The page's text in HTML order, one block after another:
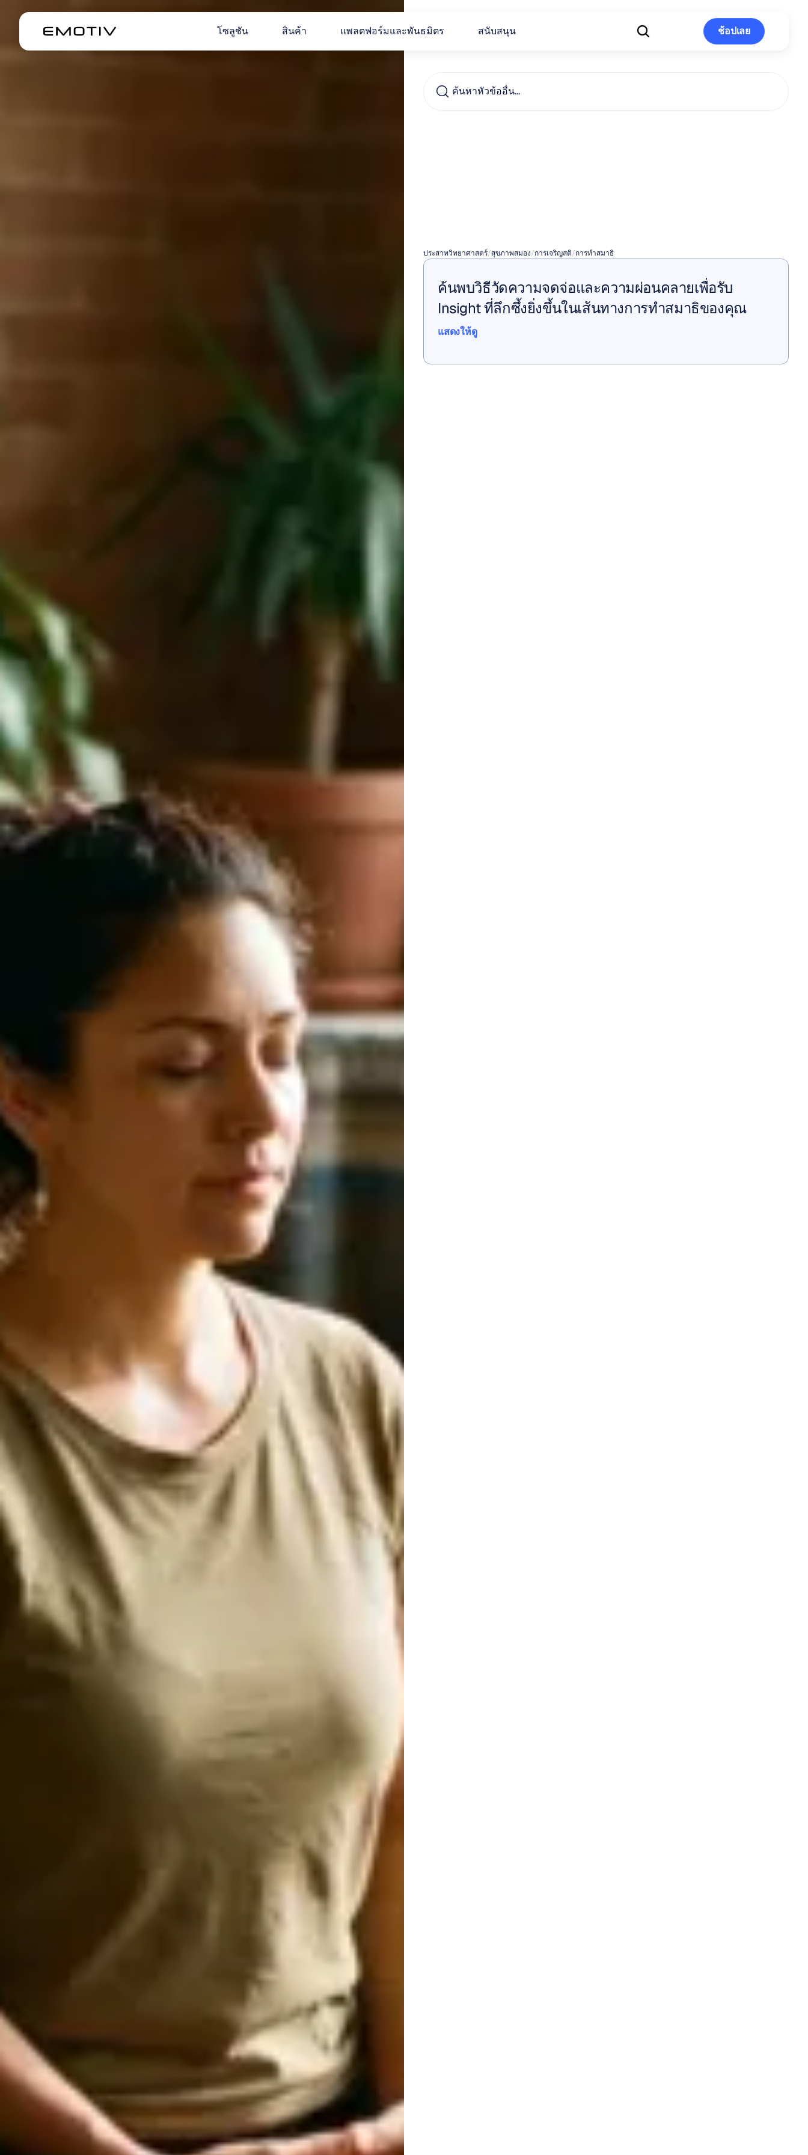
โซลูชัน สินค้า แพลตฟอร์มและพันธมิตร สนับสนุน
ช้อปเลย
ค้นหาหัวข้ออื่น...
ประสาทวิทยาศาสตร์/สุขภาพสมอง/การเจริญสติ/การทำสมาธิ
ค้นพบวิธีวัดความจดจ่อและความผ่อนคลายเพื่อรับ
Insight ที่ลึกซึ้งยิ่งขึ้นในเส้นทางการทำสมาธิของคุณ
แสดงให้ดู